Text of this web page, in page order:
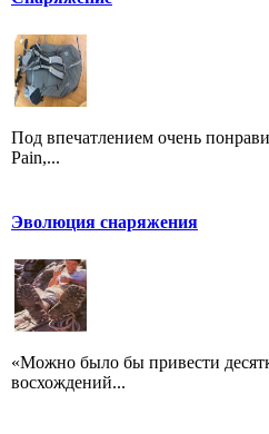
Под впечатлением очень
Pain,...
Эволюция снаряжения
«Можно было бы привести
восхождений...